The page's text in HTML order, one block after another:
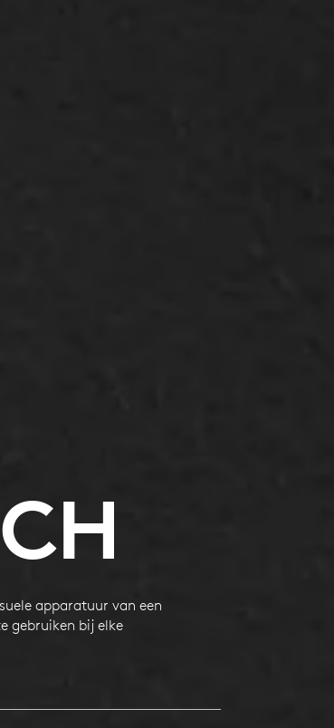
apparatuur van een
gebruiken bij elke